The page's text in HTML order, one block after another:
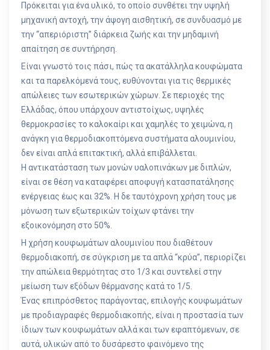
Πρόκειται για ένα υλικό, το οποίο συνθέτει την υψηλή
μηχανική αντοχή, την άψογη αισθητική, σε συνδυασμό με
την “απεριόριστη” διάρκεια ζωής και την μηδαμινή
απαίτηση σε συντήρηση.
Είναι γνωστό τοις πάσι, πώς τα ακατάλληλα κουφώματα
και τα παρελκόμενά τους, ευθύνονται για τις θερμικές
απώλειες των εσωτερικών χώρων. Σε περιοχές της
Ελλάδας, όπου υπάρχουν αντιστοίχως, υψηλές
θερμοκρασίες το καλοκαίρι και χαμηλές το χειμώνα, η
ανάγκη για θερμοδιακοπτόμενα συστήματα αλουμινίου,
δεν είναι απλά επιτακτική, αλλά επιβάλλεται.
Η αντικατάσταση των μονών υαλοπινάκων με διπλών,
είναι σε θέση να καταφέρει αποφυγή κατασπατάλησης
ενέργειας έως και 32%. Η δε ταυτόχρονη χρήση τους με
μόνωση των εξωτερικών τοίχων φτάνει την
εξοικονόμηση στο 50%.
Η χρήση κουφωμάτων αλουμινίου που διαθέτουν
θερμοδιακοπή, σε σύγκριση με τα απλά “κρύα”, περιορίζει
την απώλεια θερμότητας στο 1/3 και συντελεί στην
μείωση των εξόδων θέρμανσης κατά το 1/5.
Ένας επιπρόσθετος παράγοντας, επιλογής κουφωμάτων
με προδιαγραφές θερμοδιακοπής, είναι η προστασία των
ίδιων των κουφωμάτων αλλά και των εφαπτόμενων, σε
αυτά, υλικών από το δυσάρεστο φαινόμενο της